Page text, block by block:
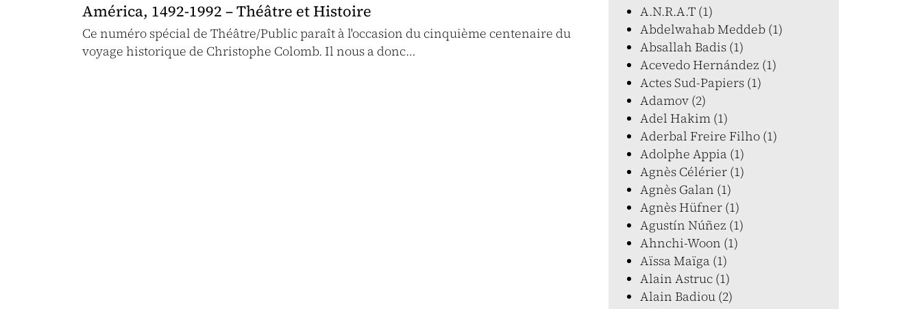
América, 1492-1992 – Théâtre et Histoire
Ce numéro spécial de Théâtre/Public paraît à l'occasion du cinquième centenaire du
voyage historique de Christophe Colomb. Il nous a donc…
A.N.R.A.T (1)
Abdelwahab Meddeb (1)
Absallah Badis (1)
Acevedo Hernández (1)
Actes Sud-Papiers (1)
Adamov (2)
Adel Hakim (1)
Aderbal Freire Filho (1)
Adolphe Appia (1)
Agnès Célérier (1)
Agnès Galan (1)
Agnès Hüfner (1)
Agustín Núñez (1)
Ahnchi-Woon (1)
Aïssa Maïga (1)
Alain Astruc (1)
Alain Badiou (2)